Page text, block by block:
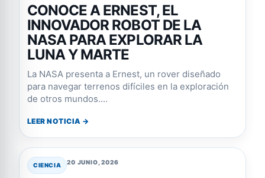
CONOCE A ERNEST, EL
INNOVADOR ROBOT DE LA
NASA PARA EXPLORAR LA
LUNA Y MARTE
La NASA presenta a Ernest, un rover diseñado
para navegar terrenos difíciles en la exploración
de otros mundos....
LEER NOTICIA →
CIENCIA 20 JUNIO, 2026